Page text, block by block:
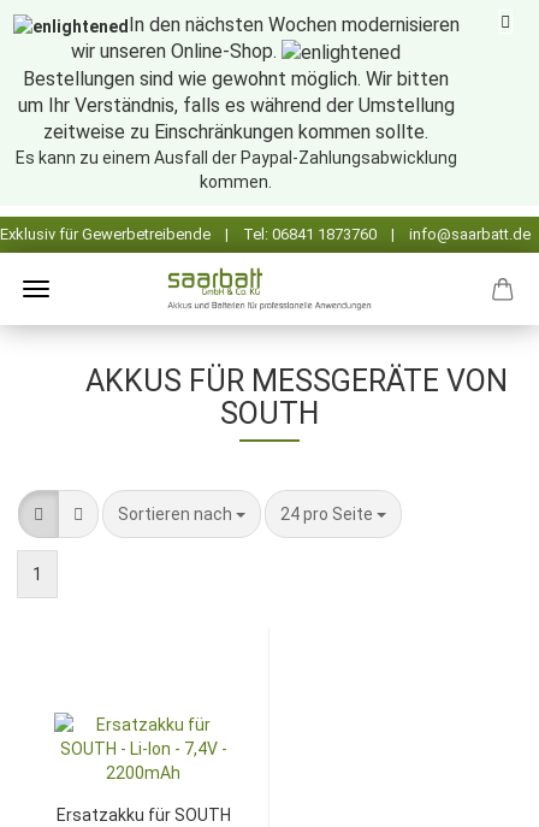
In den nächsten Wochen modernisieren
wir unseren Online-Shop.
Bestellungen sind wie gewohnt möglich. Wir bitten
um Ihr Verständnis, falls es während der Umstellung
zeitweise zu Einschränkungen kommen sollte.
Es kann zu einem Ausfall der Paypal-Zahlungsabwicklung
kommen.
AKKUS FÜR MESSGERÄTE VON
SOUTH
Sortieren nach
Sortieren nach 24 pro Seite
pro Seite
1
Ersatzakku für SOUTH